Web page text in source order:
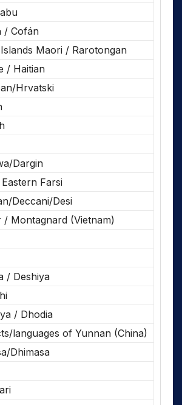
/ Cofán
Maori / Rarotongan
/ Haitian
Hrvatski
Dargin
Farsi
Deccani/Desi
/ Montagnard (Vietnam)
/ Deshiya
/ Dhodia
languages of Yunnan (China)
Dhimasa